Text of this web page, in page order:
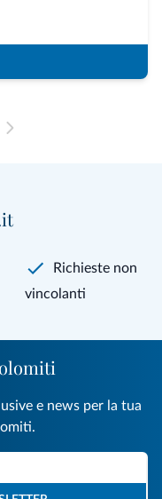
Richieste non
vincolanti
e news per la tua